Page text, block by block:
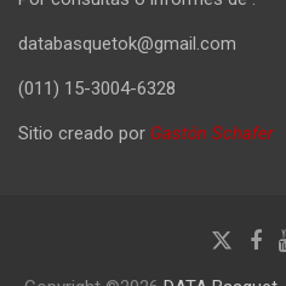
databasquetok@gmail.com
(011) 15-3004-6328
Sitio creado por Gastón Schafer